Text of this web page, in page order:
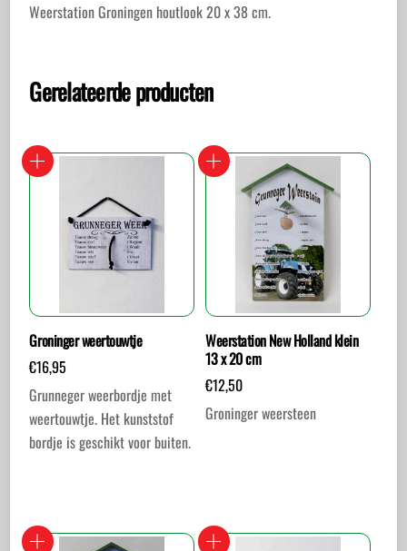
Weerstation Groningen houtlook 20 x 38 cm.
Gerelateerde producten
Groninger weertouwtje
€16,95
Grunneger weerbordje met
weertouwtje. Het kunststof
bordje is geschikt voor buiten.
Weerstation New Holland klein
13 x 20 cm
€12,50
Groninger weersteen